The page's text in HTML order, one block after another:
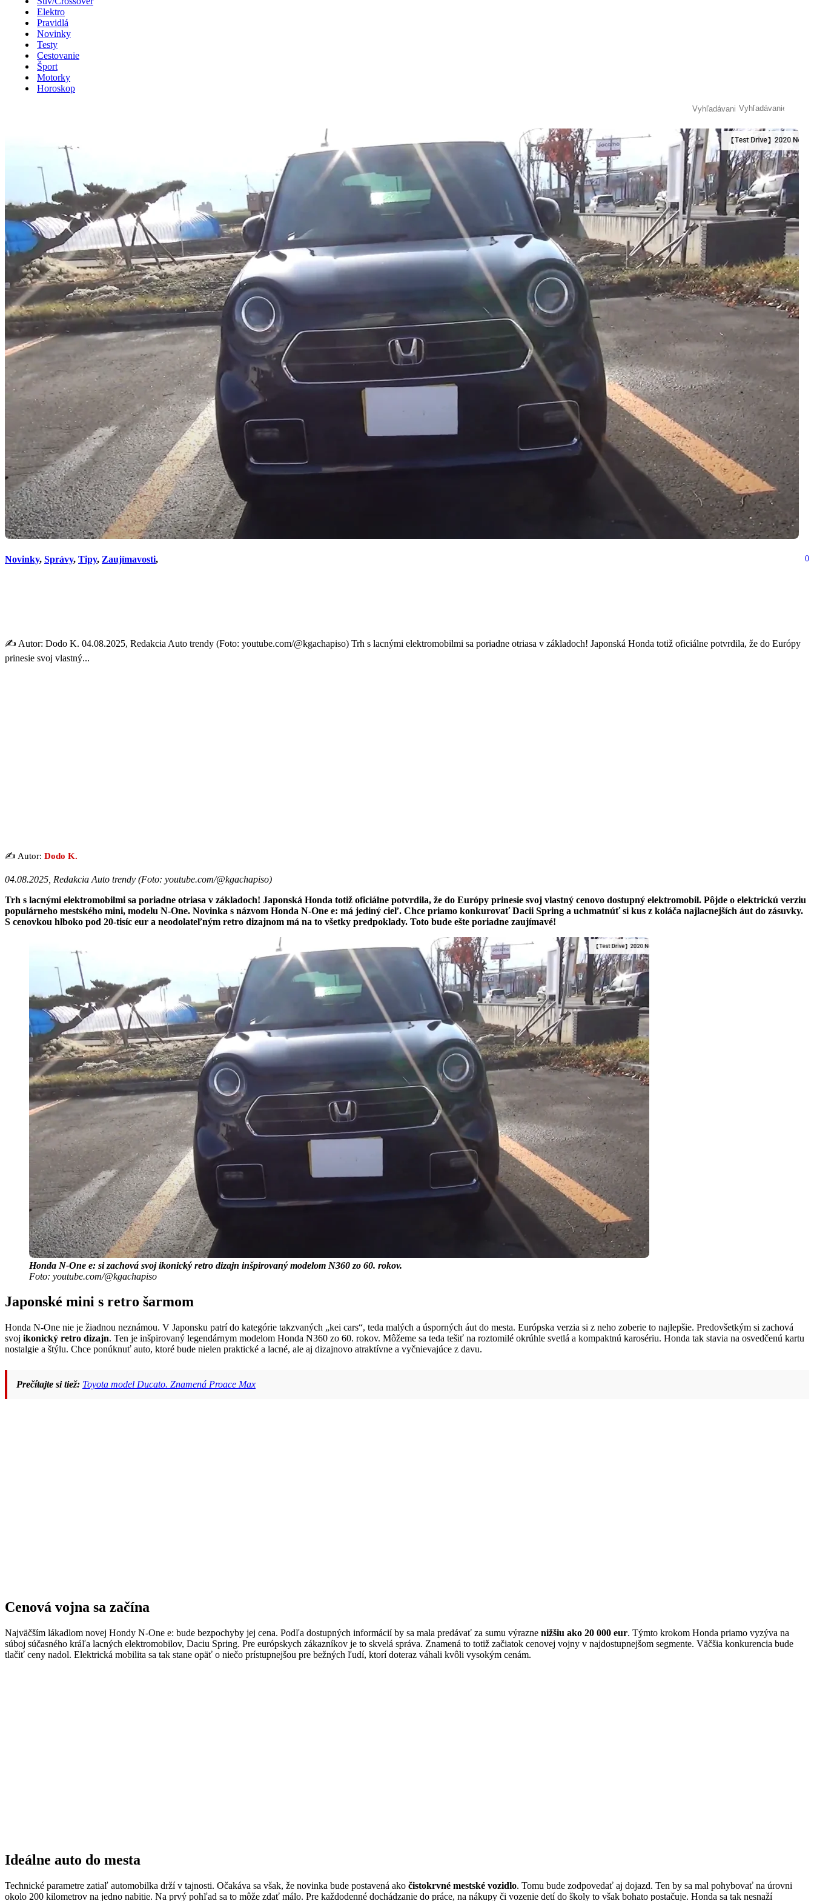
Elektro
Pravidlá
Novinky
Testy
Cestovanie
Šport
Motorky
Horoskop
Novinky, Správy, Tipy, Zaujímavosti, 0
✍️ Autor: Dodo K. 04.08.2025, Redakcia Auto trendy (Foto: youtube.com/@kgachapiso) Trh s lacnými elektromobilmi sa poriadne otriasa v základoch! Japonská Honda totiž oficiálne potvrdila, že do Európy
prinesie svoj vlastný...
✍️ Autor: Dodo K.
04.08.2025, Redakcia Auto trendy (Foto: youtube.com/@kgachapiso)
Trh s lacnými elektromobilmi sa poriadne otriasa v základoch! Japonská Honda totiž oficiálne potvrdila, že do Európy prinesie svoj vlastný cenovo dostupný elektromobil. Pôjde o elektrickú verziu
populárneho mestského mini, modelu N-One. Novinka s názvom Honda N-One e: má jediný cieľ. Chce priamo konkurovať Dacii Spring a uchmatnúť si kus z koláča najlacnejších áut do zásuvky.
S cenovkou hlboko pod 20-tisíc eur a neodolateľným retro dizajnom má na to všetky predpoklady. Toto bude ešte poriadne zaujímavé!
Honda N-One e: si zachová svoj ikonický retro dizajn inšpirovaný modelom N360 zo 60. rokov.
Foto: youtube.com/@kgachapiso
Japonské mini s retro šarmom
Honda N-One nie je žiadnou neznámou. V Japonsku patrí do kategórie takzvaných „kei cars“, teda malých a úsporných áut do mesta. Európska verzia si z neho zoberie to najlepšie. Predovšetkým si zachová
svoj ikonický retro dizajn. Ten je inšpirovaný legendárnym modelom Honda N360 zo 60. rokov. Môžeme sa teda tešiť na roztomilé okrúhle svetlá a kompaktnú karosériu. Honda tak stavia na osvedčenú kartu
nostalgie a štýlu. Chce ponúknuť auto, ktoré bude nielen praktické a lacné, ale aj dizajnovo atraktívne a vyčnievajúce z davu.
Prečítajte si tiež: Toyota model Ducato. Znamená Proace Max
Cenová vojna sa začína
Najväčším lákadlom novej Hondy N-One e: bude bezpochyby jej cena. Podľa dostupných informácií by sa mala predávať za sumu výrazne nižšiu ako 20 000 eur. Týmto krokom Honda priamo vyzýva na
súboj súčasného kráľa lacných elektromobilov, Daciu Spring. Pre európskych zákazníkov je to skvelá správa. Znamená to totiž začiatok cenovej vojny v najdostupnejšom segmente. Väčšia konkurencia bude
tlačiť ceny nadol. Elektrická mobilita sa tak stane opäť o niečo prístupnejšou pre bežných ľudí, ktorí doteraz váhali kvôli vysokým cenám.
Ideálne auto do mesta
Technické parametre zatiaľ automobilka drží v tajnosti. Očakáva sa však, že novinka bude postavená ako čistokrvné mestské vozidlo. Tomu bude zodpovedať aj dojazd. Ten by sa mal pohybovať na úrovni
okolo 200 kilometrov na jedno nabitie. Na prvý pohľad sa to môže zdať málo. Pre každodenné dochádzanie do práce, na nákupy či vozenie detí do školy to však bohato postačuje. Honda sa tak nesnaží